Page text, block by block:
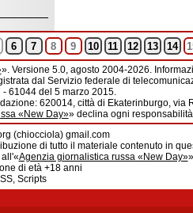
6 7 8 9 10 11 12 13 14
». Versione 5.0, agosto 2004-2026.
dal Servizio federale di
61044 del 5 marzo 2015.
620014, città di Ekaterinburgo, via
«New Day»» declina ogni
(chiocciola) gmail.com
di tutto il materiale contenuto in
Agenzia giornalistica russa «New Day»
di età +18 anni
Scripts